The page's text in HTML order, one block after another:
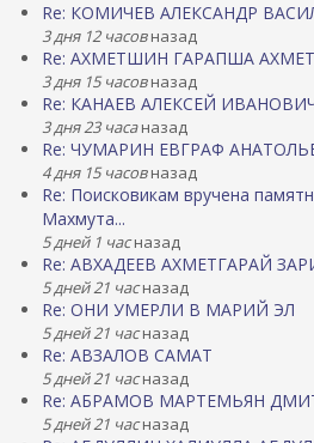
Re: КОМИЧЕВ АЛЕКСАНДР
3 дня 12 часовназад
Re: АХМЕТШИН ГАРАПША
3 дня 15 часовназад
Re: КАНАЕВ АЛЕКСЕЙ
3 дня 23 часаназад
Re: ЧУМАРИН ЕВГРАФ
4 дня 15 часовназад
Re: Поисковикам вручена
Махмута...
5 дней 1 часназад
Re: АВХАДЕЕВ АХМЕТГАРАЙ
5 дней 21 часназад
Re: ОНИ УМЕРЛИ В МАРИЙ ЭЛ
5 дней 21 часназад
Re: АВЗАЛОВ САМАТ
5 дней 21 часназад
Re: АБРАМОВ МАРТЕМЬЯН
5 дней 21 часназад